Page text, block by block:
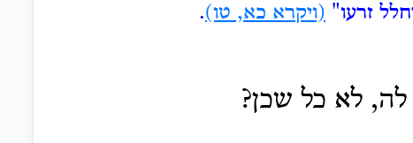
זרעו" (ויקרא כא, טו).
לא כל שכן?